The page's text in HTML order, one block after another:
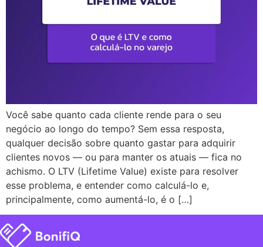
Você sabe quanto cada cliente rende para o seu
negócio ao longo do tempo? Sem essa resposta,
qualquer decisão sobre quanto gastar para adquirir
clientes novos — ou para manter os atuais — fica no
achismo. O LTV (Lifetime Value) existe para resolver
esse problema, e entender como calculá-lo e,
principalmente, como aumentá-lo, é o […]